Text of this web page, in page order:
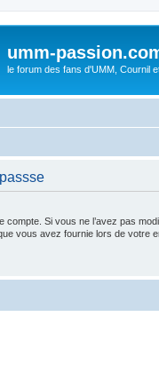
umm-
le forum des fans d'UMM, Cournil
Si vous ne l’avez pas
vous avez fournie lors de votre